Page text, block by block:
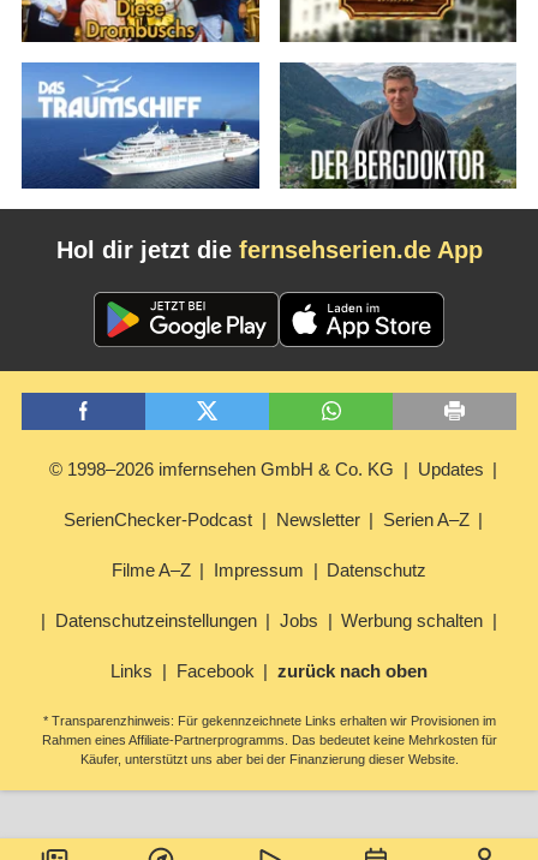
Hol dir jetzt die fernsehserien.de App
© 1998–2026 imfernsehen GmbH & Co. KG Updates
SerienChecker-Podcast Newsletter Serien A–Z
Filme A–Z Impressum Datenschutz
Datenschutzeinstellungen Jobs Werbung schalten
Links Facebook zurück nach oben
* Transparenzhinweis: Für gekennzeichnete Links erhalten wir Provisionen im
Rahmen eines Affiliate-Partnerprogramms. Das bedeutet keine Mehrkosten für
Käufer, unterstützt uns aber bei der Finanzierung dieser Website.